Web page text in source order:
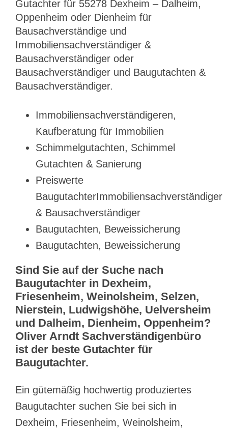
Gutachter für 55278 Dexheim – Dalheim,
Oppenheim oder Dienheim für
Bausachverständige und
Immobiliensachverständiger &
Bausachverständiger oder
Bausachverständiger und Baugutachten &
Bausachverständiger.
Immobiliensachverständigeren,
Kaufberatung für Immobilien
Schimmelgutachten, Schimmel
Gutachten & Sanierung
Preiswerte
BaugutachterImmobiliensachverständiger
& Bausachverständiger
Baugutachten, Beweissicherung
Baugutachten, Beweissicherung
Sind Sie auf der Suche nach
Baugutachter in Dexheim,
Friesenheim, Weinolsheim, Selzen,
Nierstein, Ludwigshöhe, Uelversheim
und Dalheim, Dienheim, Oppenheim?
Oliver Arndt Sachverständigenbüro
ist der beste Gutachter für
Baugutachter.
Ein gütemäßig hochwertig produziertes
Baugutachter suchen Sie bei sich in
Dexheim, Friesenheim, Weinolsheim,